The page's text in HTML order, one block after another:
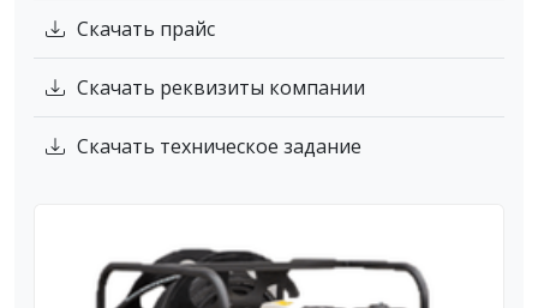
Скачать прайс
Скачать реквизиты компании
Скачать техническое задание